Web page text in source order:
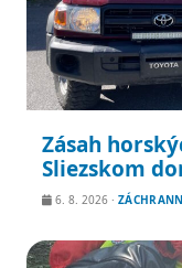
Zásah
Sliezskom
6. 8. 2026 ·